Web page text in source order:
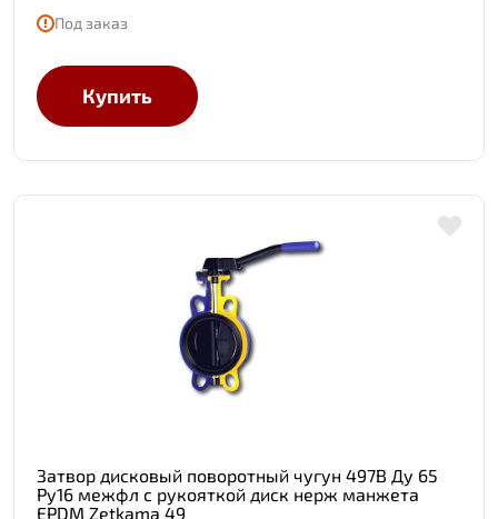
Под заказ
Купить
Затвор дисковый поворотный чугун 497B Ду 65
Ру16 межфл с рукояткой диск нерж манжета
EPDM Zetkama 49